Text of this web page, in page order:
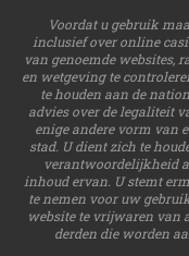
Voordat u gebruik
inclusief over online
van genoemde websites,
en wetgeving te
te houden aan de
advies over de legaliteit
enige andere vorm van
stad. U dient zich te
verantwoordelijkheid
inhoud ervan. U stemt
te nemen voor uw
website te vrijwaren van
derden die worden